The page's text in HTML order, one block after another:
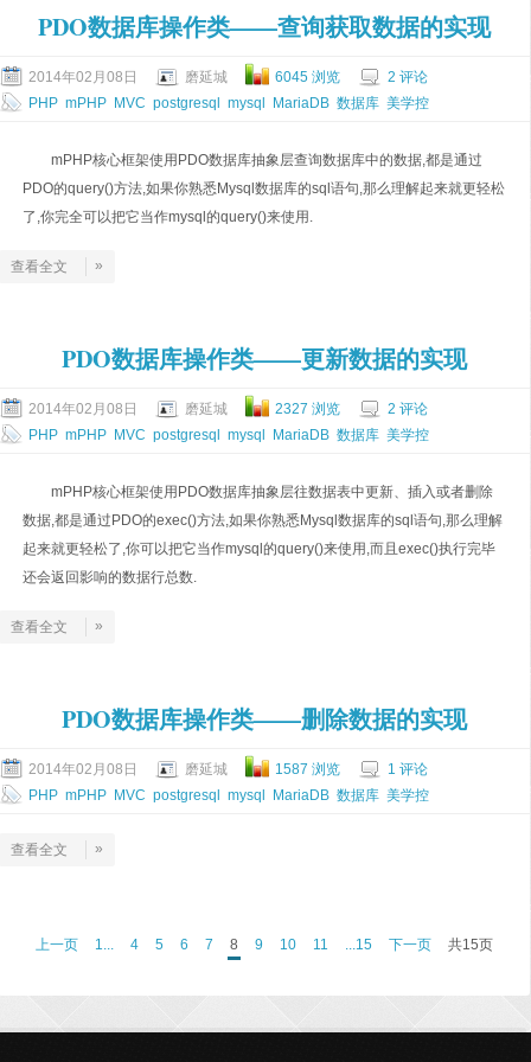
PDO数据库操作类——查询获取数据的实现
2014年02月08日 磨延城 6045 浏览
2 评论
PHP mPHP MVC postgresql mysql MariaDB 数据库 美学控
mPHP核心框架使用PDO数据库抽象层查询数据库中的数据,都是通过
PDO的query()方法,如果你熟悉Mysql数据库的sql语句,那么理解起来就更轻松
了,你完全可以把它当作mysql的query()来使用.
查看全文 »
PDO数据库操作类——更新数据的实现
2014年02月08日 磨延城 2327 浏览
2 评论
PHP mPHP MVC postgresql mysql MariaDB 数据库 美学控
mPHP核心框架使用PDO数据库抽象层往数据表中更新、插入或者删除
数据,都是通过PDO的exec()方法,如果你熟悉Mysql数据库的sql语句,那么理解
起来就更轻松了,你可以把它当作mysql的query()来使用,而且exec()执行完毕
还会返回影响的数据行总数.
查看全文 »
PDO数据库操作类——删除数据的实现
2014年02月08日 磨延城 1587 浏览
1 评论
PHP mPHP MVC postgresql mysql MariaDB 数据库 美学控
查看全文 »
上一页 1... 4 5 6 7 8 9 10 11 ...15 下一页 共15页